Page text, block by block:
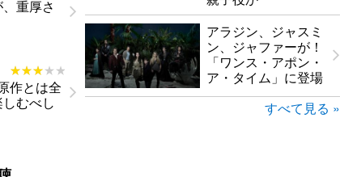
重厚さ
★★★★★
★★★★★
作とは全
むべし
アラジン、ジャスミ
ン、ジャファーが！
「ワンス・アポン・
ア・タイム」に登場
すべて見る »